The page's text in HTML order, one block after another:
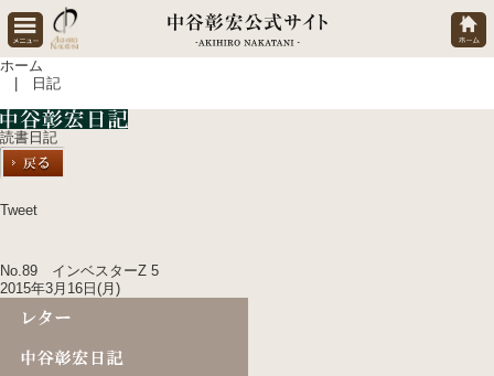
ホーム
| 日記
読書日記
Tweet
No.89 インベスターZ 5
2015年3月16日(月)